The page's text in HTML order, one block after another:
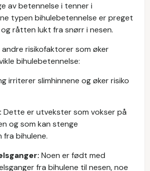
av betennelse i tenner i
typen bihulebetennelse er preget
råtten lukt fra snørr i nesen.
risikofaktorer som øker
bihulebetennelse:
irriterer slimhinnene og øker risiko
Dette er utvekster som vokser på
og som kan stenge
bihulene.
Noen er født med
fra bihulene til nesen, noe